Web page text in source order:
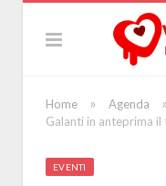
Home » Agenda »
Galanti in anteprima
EVENTI